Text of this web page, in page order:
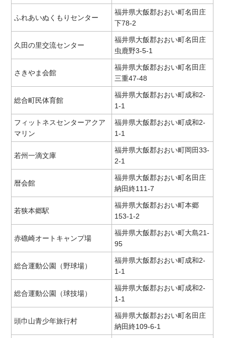
ふれあいぬくもりセンター
福井県大飯郡おおい町名田庄
下78-2
久田の里交流センター
福井県大飯郡おおい町名田庄
虫鹿野3-5-1
さきやま会館
福井県大飯郡おおい町名田庄
三重47-48
総合町民体育館
福井県大飯郡おおい町成和2-
1-1
フィットネスセンターアクア
マリン
福井県大飯郡おおい町成和2-
1-1
若州一滴文庫
福井県大飯郡おおい町岡田33-
2-1
暦会館
福井県大飯郡おおい町名田庄
納田終111-7
若狭本郷駅
福井県大飯郡おおい町本郷
153-1-2
赤礁崎オートキャンプ場
福井県大飯郡おおい町大島21-
95
総合運動公園（野球場）
福井県大飯郡おおい町成和2-
1-1
総合運動公園（球技場）
福井県大飯郡おおい町成和2-
1-1
頭巾山青少年旅行村
福井県大飯郡おおい町名田庄
納田終109-6-1